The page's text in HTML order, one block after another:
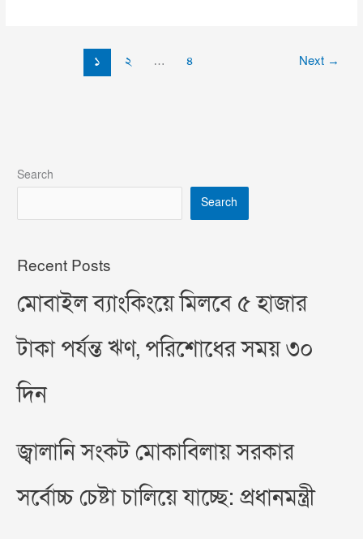
১ ২ … ৪ Next →
Search
Search
Recent Posts
মোবাইল ব্যাংকিংয়ে মিলবে ৫ হাজার
টাকা পর্যন্ত ঋণ, পরিশোধের সময় ৩০
দিন
জ্বালানি সংকট মোকাবিলায় সরকার
সর্বোচ্চ চেষ্টা চালিয়ে যাচ্ছে: প্রধানমন্ত্রী